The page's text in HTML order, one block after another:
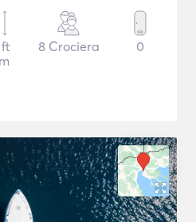
ft
8 Crociera 0